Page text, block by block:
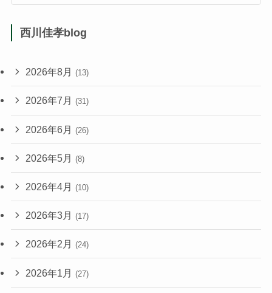
西川佳孝blog
2026年8月 (13)
2026年7月 (31)
2026年6月 (26)
2026年5月 (8)
2026年4月 (10)
2026年3月 (17)
2026年2月 (24)
2026年1月 (27)